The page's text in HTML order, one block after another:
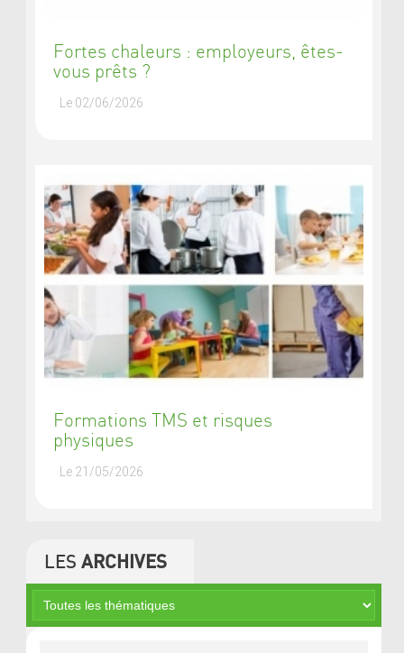
Fortes chaleurs : employeurs, êtes-
vous prêts ?
Le 02/06/2026
Formations TMS et risques
physiques
Le 21/05/2026
LES ARCHIVES